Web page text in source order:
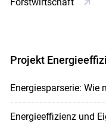
Projekt
Energiesparserie:
Energieeffizienz und